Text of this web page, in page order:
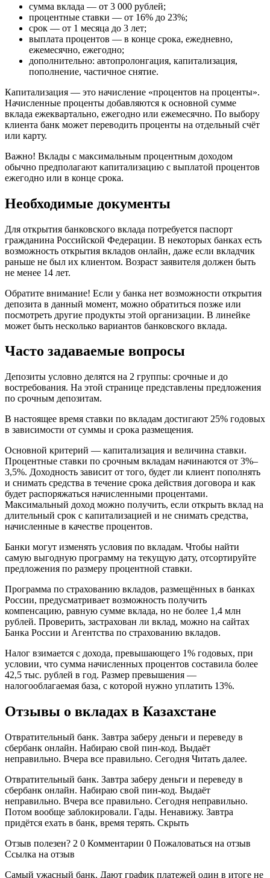
сумма вклада — от 3 000 рублей;
процентные ставки — от 16% до 23%;
срок — от 1 месяца до 3 лет;
выплата процентов — в конце срока, ежедневно,
ежемесячно, ежегодно;
дополнительно: автопролонгация, капитализация,
пополнение, частичное снятие.
Капитализация — это начисление «процентов на проценты».
Начисленные проценты добавляются к основной сумме
вклада ежеквартально, ежегодно или ежемесячно. По выбору
клиента банк может переводить проценты на отдельный счёт
или карту.
Важно! Вклады с максимальным процентным доходом
обычно предполагают капитализацию с выплатой процентов
ежегодно или в конце срока.
Необходимые документы
Для открытия банковского вклада потребуется паспорт
гражданина Российской Федерации. В некоторых банках есть
возможность открытия вкладов онлайн, даже если вкладчик
раньше не был их клиентом. Возраст заявителя должен быть
не менее 14 лет.
Обратите внимание! Если у банка нет возможности открытия
депозита в данный момент, можно обратиться позже или
посмотреть другие продукты этой организации. В линейке
может быть несколько вариантов банковского вклада.
Часто задаваемые вопросы
Депозиты условно делятся на 2 группы: срочные и до
востребования. На этой странице представлены предложения
по срочным депозитам.
В настоящее время ставки по вкладам достигают 25% годовых
в зависимости от суммы и срока размещения.
Основной критерий — капитализация и величина ставки.
Процентные ставки по срочным вкладам начинаются от 3%–
3,5%. Доходность зависит от того, будет ли клиент пополнять
и снимать средства в течение срока действия договора и как
будет распоряжаться начисленными процентами.
Максимальный доход можно получить, если открыть вклад на
длительный срок с капитализацией и не снимать средства,
начисленные в качестве процентов.
Банки могут изменять условия по вкладам. Чтобы найти
самую выгодную программу на текущую дату, отсортируйте
предложения по размеру процентной ставки.
Программа по страхованию вкладов, размещённых в банках
России, предусматривает возможность получить
компенсацию, равную сумме вклада, но не более 1,4 млн
рублей. Проверить, застрахован ли вклад, можно на сайтах
Банка России и Агентства по страхованию вкладов.
Налог взимается с дохода, превышающего 1% годовых, при
условии, что сумма начисленных процентов составила более
42,5 тыс. рублей в год. Размер превышения —
налогооблагаемая база, с которой нужно уплатить 13%.
Отзывы о вкладах в Казахстане
Отвратительный банк. Завтра заберу деньги и переведу в
сбербанк онлайн. Набираю свой пин-код. Выдаёт
неправильно. Вчера все правильно. Сегодня Читать далее.
Отвратительный банк. Завтра заберу деньги и переведу в
сбербанк онлайн. Набираю свой пин-код. Выдаёт
неправильно. Вчера все правильно. Сегодня неправильно.
Потом вообще заблокировали. Гады. Ненавижу. Завтра
придётся ехать в банк, время терять. Скрыть
Отзыв полезен? 2 0 Комментарии 0 Пожаловаться на отзыв
Ссылка на отзыв
Самый ужасный банк. Дают график платежей один в итоге не